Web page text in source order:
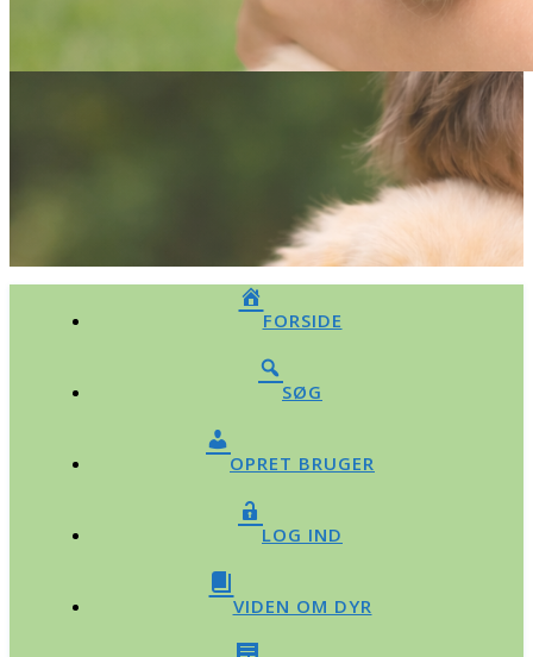
FORSIDE
SØG
OPRET BRUGER
LOG IND
VIDEN OM DYR